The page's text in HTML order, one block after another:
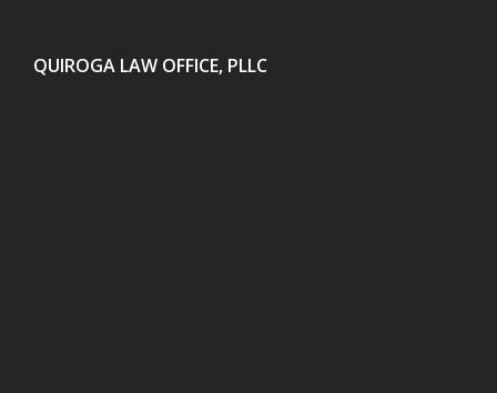
QUIROGA LAW OFFICE, PLLC